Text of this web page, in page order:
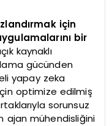
için
bir
kaynaklı
gücünden
yapay zeka
optimize edilmiş
sorunsuz
ajan mühendisliğini